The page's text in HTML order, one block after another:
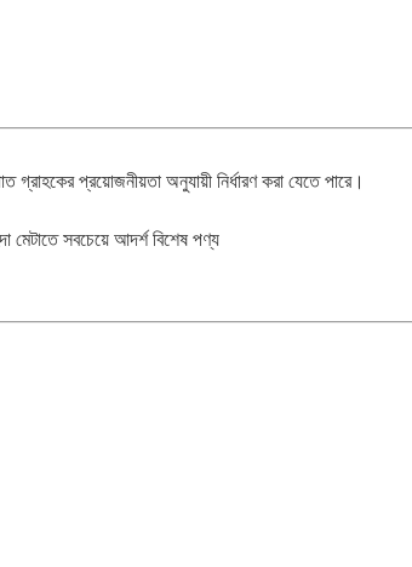
প্রয়োজনীয়তা অনুযায়ী নির্ধারণ করা যেতে পারে।
মেটাতে সবচেয়ে আদর্শ বিশেষ পণ্য